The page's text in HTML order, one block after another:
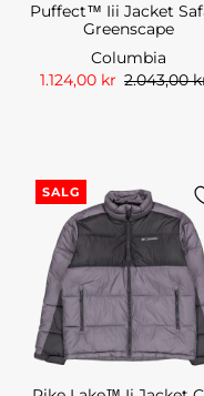
Puffect™ Iii Jacket
Greenscape
Columbia
1.124,00 kr 2.043,00
SALG